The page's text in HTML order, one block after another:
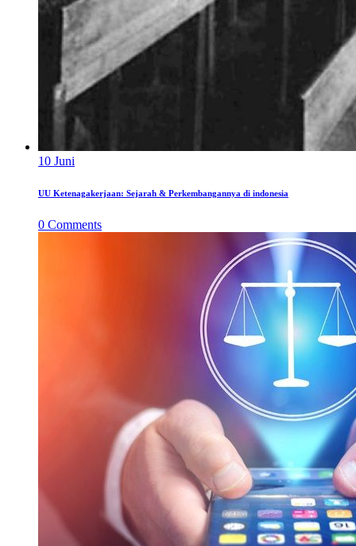
10 Juni
UU Ketenagakerjaan: Sejarah & Perkembangannya di indonesia
0 Comments